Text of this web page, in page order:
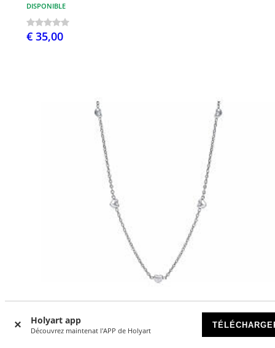
Holyart app
Découvrez maintenat l'APP de Holyart
DISPONIBLE
€ 35,00